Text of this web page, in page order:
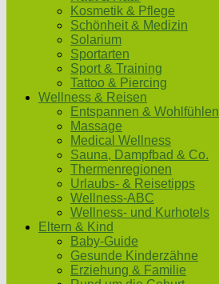
Kosmetik & Pflege
Schönheit & Medizin
Solarium
Sportarten
Sport & Training
Tattoo & Piercing
Wellness & Reisen
Entspannen & Wohlfühlen
Massage
Medical Wellness
Sauna, Dampfbad & Co.
Thermenregionen
Urlaubs- & Reisetipps
Wellness-ABC
Wellness- und Kurhotels
Eltern & Kind
Baby-Guide
Gesunde Kinderzähne
Erziehung & Familie